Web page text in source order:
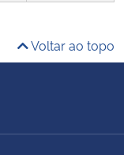
Voltar ao topo